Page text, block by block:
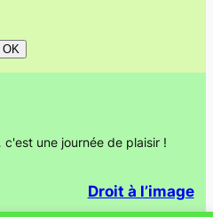
une journée de plaisir !
Droit à l’image